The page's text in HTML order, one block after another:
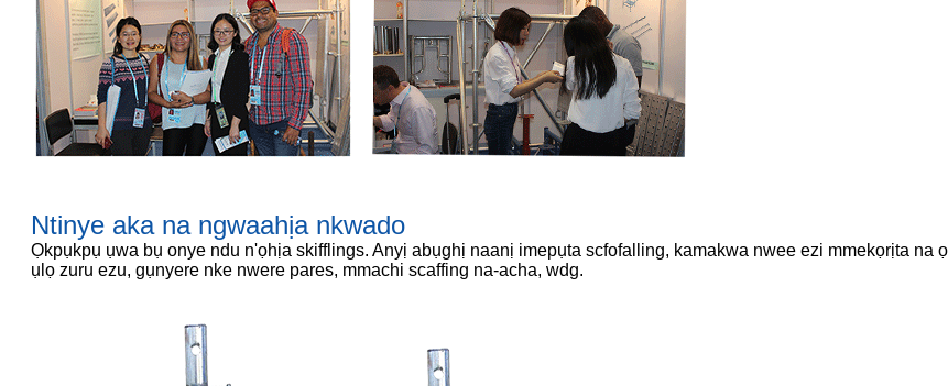
Ntinye aka na ngwaahịa nkwado
Ọkpụkpụ ụwa bụ onye ndu n'ọhịa skifflings. Anyị abụghị naanị imepụta scfofalling, kamakwa nwee ezi mmekọrịta na
ụlọ zuru ezu, gụnyere nke nwere pares, mmachi scaffing na-acha, wdg.